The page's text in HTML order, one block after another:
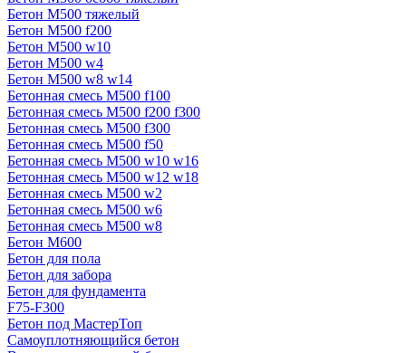
Бетон М500 тяжелый
Бетон М500 f200
Бетон М500 w10
Бетон М500 w4
Бетон М500 w8 w14
Бетонная смесь М500 f100
Бетонная смесь М500 f200 f300
Бетонная смесь М500 f300
Бетонная смесь М500 f50
Бетонная смесь М500 w10 w16
Бетонная смесь М500 w12 w18
Бетонная смесь М500 w2
Бетонная смесь М500 w6
Бетонная смесь М500 w8
Бетон М600
Бетон для пола
Бетон для забора
Бетон для фундамента
F75-F300
Бетон под МастерТоп
Самоуплотняющийся бетон